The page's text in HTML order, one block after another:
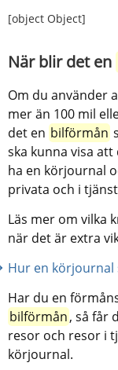
[object Object]
När blir det en
Om du använder
mer än 100 mil
det en bilförmån
ska kunna visa
ha en körjournal
privata och i
Läs mer om vilka
när det är extra
Hur en körjournal
Har du en
bilförmån, så får
resor och resor i
körjournal.